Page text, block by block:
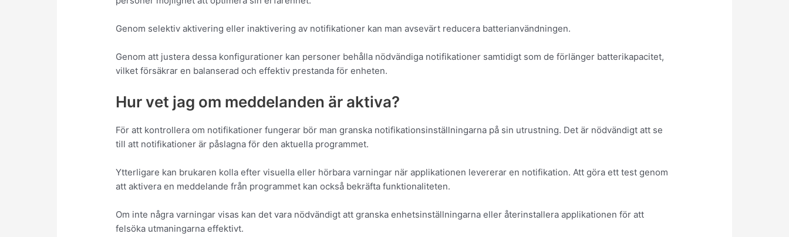
Genom selektiv aktivering eller inaktivering av notifikationer kan man avsevärt reducera batterianvändningen.
Genom att justera dessa konfigurationer kan personer behålla nödvändiga notifikationer samtidigt som de förlänger batterikapacitet,
vilket försäkrar en balanserad och effektiv prestanda för enheten.
Hur vet jag om meddelanden är aktiva?
För att kontrollera om notifikationer fungerar bör man granska notifikationsinställningarna på sin utrustning. Det är nödvändigt att se
till att notifikationer är påslagna för den aktuella programmet.
Ytterligare kan brukaren kolla efter visuella eller hörbara varningar när applikationen levererar en notifikation. Att göra ett test genom
att aktivera en meddelande från programmet kan också bekräfta funktionaliteten.
Om inte några varningar visas kan det vara nödvändigt att granska enhetsinställningarna eller återinstallera applikationen för att
felsöka utmaningarna effektivt.